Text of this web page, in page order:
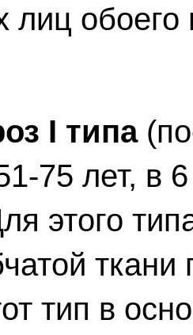
лиц
I типа
75 лет,
этого
тип в